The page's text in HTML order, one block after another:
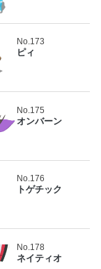
No.173
ピィ
No.175
オンバーン
No.176
トゲチック
No.178
ネイティオ